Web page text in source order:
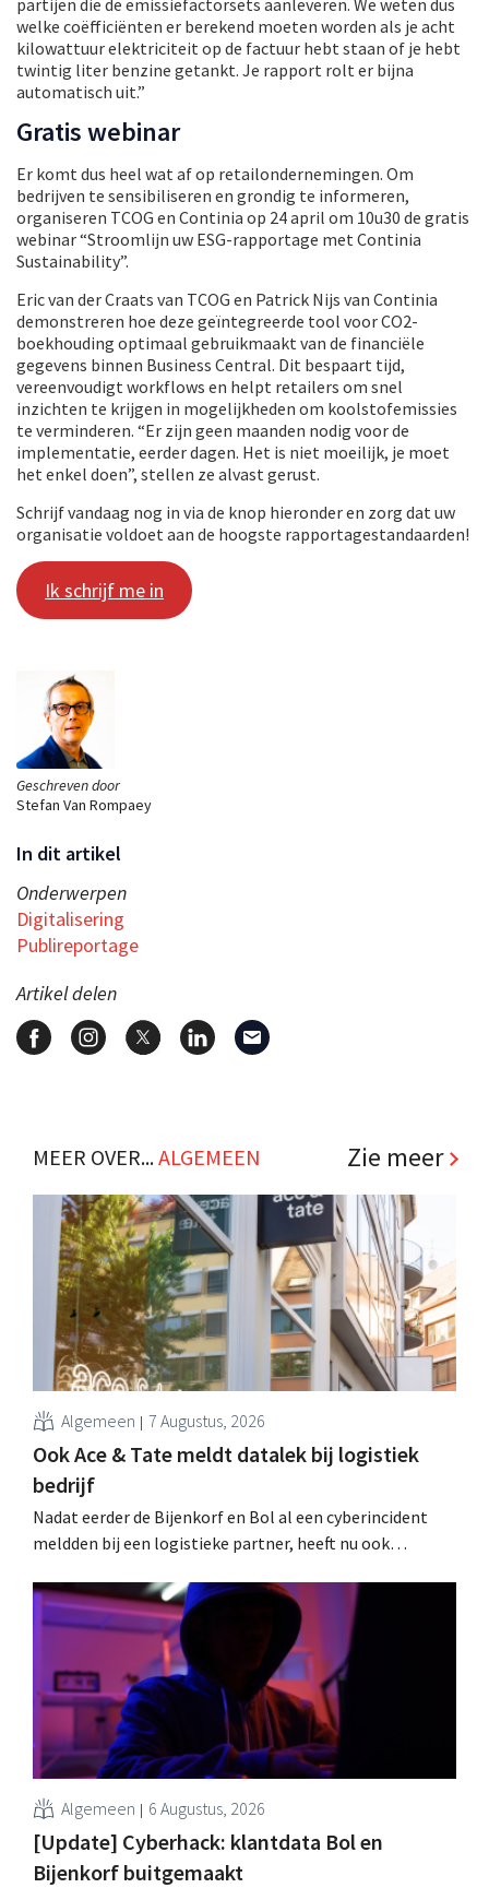
Geschreven door
Stefan Van Rompaey
In dit artikel
Onderwerpen
Digitalisering
Publireportage
Artikel delen
partijen die de emissiefactorsets aanleveren. We weten dus
welke coëfficiënten er berekend moeten worden als je acht
kilowattuur elektriciteit op de factuur hebt staan of je hebt
twintig liter benzine getankt. Je rapport rolt er bijna
automatisch uit.”
Gratis webinar
Er komt dus heel wat af op retailondernemingen. Om
bedrijven te sensibiliseren en grondig te informeren,
organiseren TCOG en Continia op 24 april om 10u30 de gratis
webinar “Stroomlijn uw ESG-rapportage met Continia
Sustainability”.
Eric van der Craats van TCOG en Patrick Nijs van Continia
demonstreren hoe deze geïntegreerde tool voor CO2-
boekhouding optimaal gebruikmaakt van de financiële
gegevens binnen Business Central. Dit bespaart tijd,
vereenvoudigt workflows en helpt retailers om snel
inzichten te krijgen in mogelijkheden om koolstofemissies
te verminderen. “Er zijn geen maanden nodig voor de
implementatie, eerder dagen. Het is niet moeilijk, je moet
het enkel doen”, stellen ze alvast gerust.
Schrijf vandaag nog in via de knop hieronder en zorg dat uw
organisatie voldoet aan de hoogste rapportagestandaarden!
Ik schrijf me in
MEER OVER...ALGEMEEN Zie meer
Algemeen 7 Augustus, 2026
Ook Ace & Tate meldt datalek bij logistiek
bedrijf
Nadat eerder de Bijenkorf en Bol al een cyberincident
meldden bij een logistieke partner, heeft nu ook
datalek. Financiële gegevens, gebruikersnamen en
wachtwoorden zijn niet getroffen.
Algemeen 6 Augustus, 2026
[Update] Cyberhack: klantdata Bol en
Bijenkorf buitgemaakt